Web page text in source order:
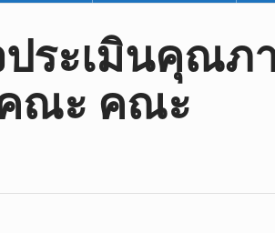
ประเมินคุณภ
คณะ คณะ